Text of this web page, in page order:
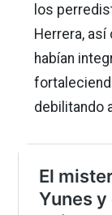
los
Herrera, así
habían
debilitando